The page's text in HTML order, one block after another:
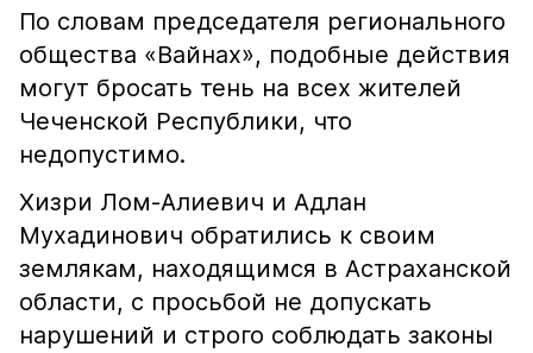
По словам председателя регионального
общества «Вайнах», подобные действия
могут бросать тень на всех жителей
Чеченской Республики, что
недопустимо.
Хизри Лом-Алиевич и Адлан
Мухадинович обратились к своим
землякам, находящимся в Астраханской
области, с просьбой не допускать
нарушений и строго соблюдать законы